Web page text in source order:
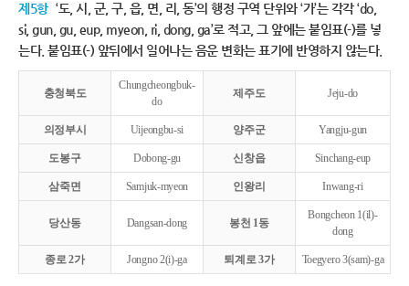
제5항 ‘도, 시, 군, 구, 읍, 면, 리, 동’의 행정 구역 단위와 ‘가’는 각각 ‘do,
si, gun, gu, eup, myeon, ri, dong, ga’로 적고, 그 앞에는 붙임표(-)를 넣
는다. 붙임표(-) 앞뒤에서 일어나는 음운 변화는 표기에 반영하지 않는다.
충청북도
Chungcheongbuk-
do
제주도 Jeju-do
의정부시 Uijeongbu-si 양주군 Yangju-gun
도봉구 Dobong-gu 신창읍 Sinchang-eup
삼죽면 Samjuk-myeon 인왕리 Inwang-ri
당산동 Dangsan-dong 봉천 1동
Bongcheon 1(il)-
dong
종로 2가 Jongno 2(i)-ga 퇴계로 3가 Toegyero 3(sam)-ga